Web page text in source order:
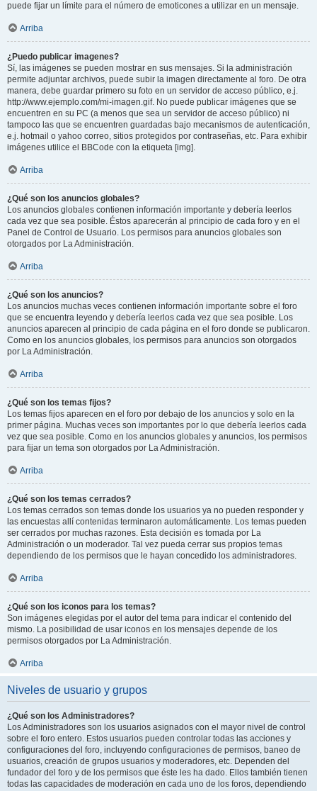
puede fijar un límite para el número de emoticones a utilizar en un mensaje.
Arriba
¿Puedo publicar imagenes?
Sí, las imágenes se pueden mostrar en sus mensajes. Si la administración
permite adjuntar archivos, puede subir la imagen directamente al foro. De otra
manera, debe guardar primero su foto en un servidor de acceso público, e.j.
http://www.ejemplo.com/mi-imagen.gif. No puede publicar imágenes que se
encuentren en su PC (a menos que sea un servidor de acceso público) ni
tampoco las que se encuentren guardadas bajo mecanismos de autenticación,
e.j. hotmail o yahoo correo, sitios protegidos por contraseñas, etc. Para exhibir
imágenes utilice el BBCode con la etiqueta [img].
Arriba
¿Qué son los anuncios globales?
Los anuncios globales contienen información importante y debería leerlos
cada vez que sea posible. Éstos aparecerán al principio de cada foro y en el
Panel de Control de Usuario. Los permisos para anuncios globales son
otorgados por La Administración.
Arriba
¿Qué son los anuncios?
Los anuncios muchas veces contienen información importante sobre el foro
que se encuentra leyendo y debería leerlos cada vez que sea posible. Los
anuncios aparecen al principio de cada página en el foro donde se publicaron.
Como en los anuncios globales, los permisos para anuncios son otorgados
por La Administración.
Arriba
¿Qué son los temas fijos?
Los temas fijos aparecen en el foro por debajo de los anuncios y solo en la
primer página. Muchas veces son importantes por lo que debería leerlos cada
vez que sea posible. Como en los anuncios globales y anuncios, los permisos
para fijar un tema son otorgados por La Administración.
Arriba
¿Qué son los temas cerrados?
Los temas cerrados son temas donde los usuarios ya no pueden responder y
las encuestas allí contenidas terminaron automáticamente. Los temas pueden
ser cerrados por muchas razones. Esta decisión es tomada por La
Administración o un moderador. Tal vez pueda cerrar sus propios temas
dependiendo de los permisos que le hayan concedido los administradores.
Arriba
¿Qué son los iconos para los temas?
Son imágenes elegidas por el autor del tema para indicar el contenido del
mismo. La posibilidad de usar iconos en los mensajes depende de los
permisos otorgados por La Administración.
Arriba
Niveles de usuario y grupos
¿Qué son los Administradores?
Los Administradores son los usuarios asignados con el mayor nivel de control
sobre el foro entero. Estos usuarios pueden controlar todas las acciones y
configuraciones del foro, incluyendo configuraciones de permisos, baneo de
usuarios, creación de grupos usuarios y moderadores, etc. Dependen del
fundador del foro y de los permisos que éste les ha dado. Ellos también tienen
todas las capacidades de moderación en cada uno de los foros, dependiendo